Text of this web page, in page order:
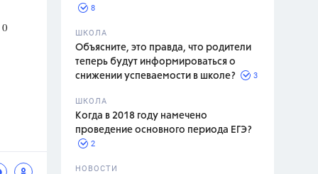
8
ШКОЛА
Объясните, это правда, что родители
теперь будут информироваться о
снижении успеваемости в школе?
3
ШКОЛА
Когда в 2018 году намечено
проведение основного периода ЕГЭ?
2
НОВОСТИ